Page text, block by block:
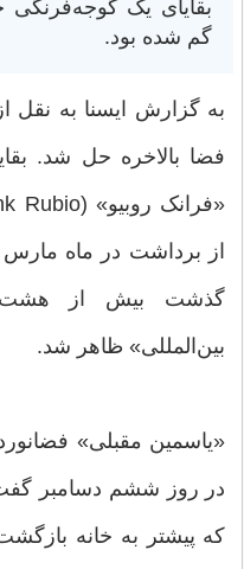
بقایای یک گوجه‌فرنگی
گم شده بود.
به گزارش ایسنا به نقل
فضا بالاخره حل شد.
از برداشت در ماه
گذشت بیش از هشت
بین‌المللی» ظاهر شد.
«یاسمین مقبلی»
در روز ششم دسامبر
که پیشتر به خانه